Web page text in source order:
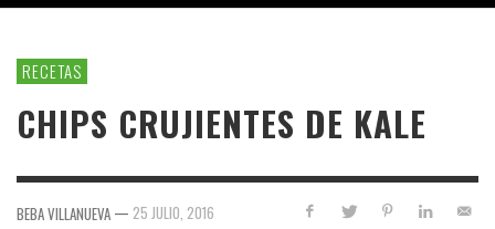
RECETAS
CHIPS CRUJIENTES DE KALE
BEBA VILLANUEVA — 25 JULIO, 2016